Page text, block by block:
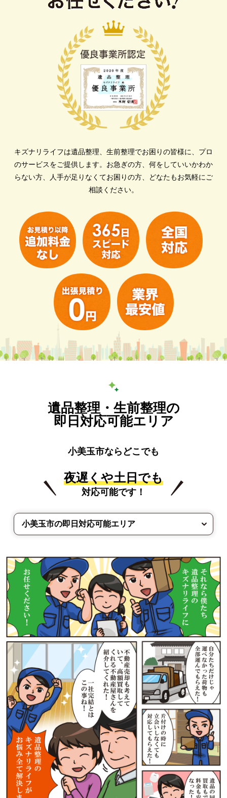
キズナリライフは遺品整理、生前整理でお困りの皆様に、プロ
のサービスをご提供します。 お急ぎの方、何をしていいかわか
らない方、人手が足りなくてお困りの方、どなたもお気軽にご
相談ください。
遺品整理・生前整理の
即日対応可能エリア
小美玉市ならどこでも
夜遅くや土日でも
対応可能です！
小美玉市の即日対応可能エリア